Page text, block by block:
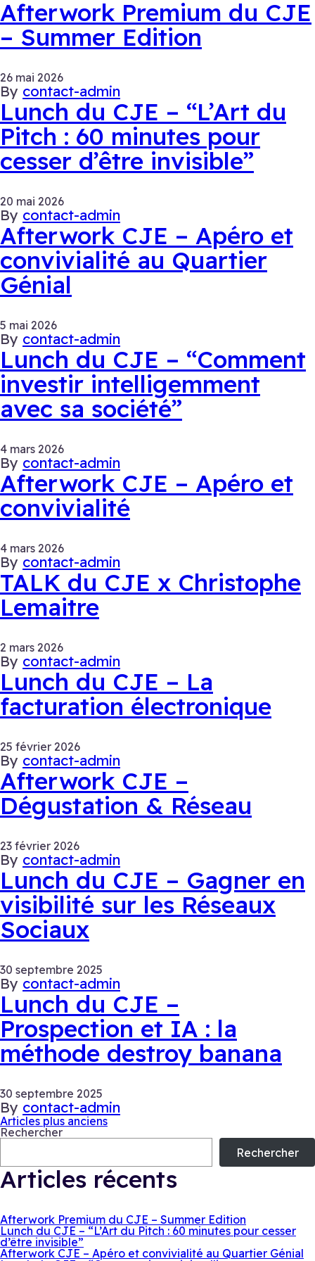
Afterwork Premium du CJE
– Summer Edition
26 mai 2026
By contact-admin
Lunch du CJE – “L’Art du
Pitch : 60 minutes pour
cesser d’être invisible”
20 mai 2026
By contact-admin
Afterwork CJE – Apéro et
convivialité au Quartier
Génial
5 mai 2026
By contact-admin
Lunch du CJE – “Comment
investir intelligemment
avec sa société”
4 mars 2026
By contact-admin
Afterwork CJE – Apéro et
convivialité
4 mars 2026
By contact-admin
TALK du CJE x Christophe
Lemaitre
2 mars 2026
By contact-admin
Lunch du CJE – La
facturation électronique
25 février 2026
By contact-admin
Afterwork CJE –
Dégustation & Réseau
23 février 2026
By contact-admin
Lunch du CJE – Gagner en
visibilité sur les Réseaux
Sociaux
30 septembre 2025
By contact-admin
Lunch du CJE –
Prospection et IA : la
méthode destroy banana
30 septembre 2025
By contact-admin
Navigation
articles
Articles plus anciens
Rechercher
Rechercher
Articles récents
Afterwork Premium du CJE – Summer Edition
Lunch du CJE – “L’Art du Pitch : 60 minutes pour cesser
d’être invisible”
Afterwork CJE – Apéro et convivialité au Quartier Génial